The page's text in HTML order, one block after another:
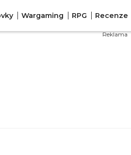
Wargaming RPG Recenze